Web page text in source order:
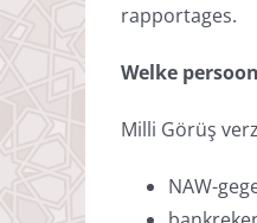
rapportages.
Welke
Milli Görüş
NAW-